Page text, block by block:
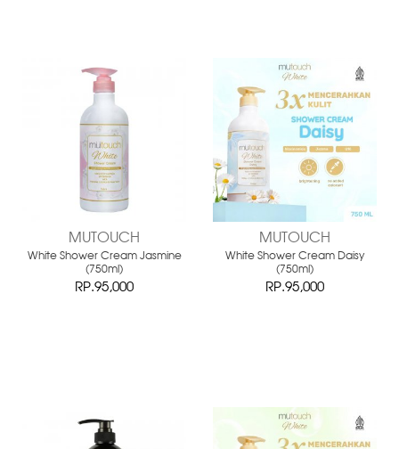
MUTOUCH
White Shower Cream Jasmine
(750ml)
RP.95,000
MUTOUCH
White Shower Cream Daisy
(750ml)
RP.95,000